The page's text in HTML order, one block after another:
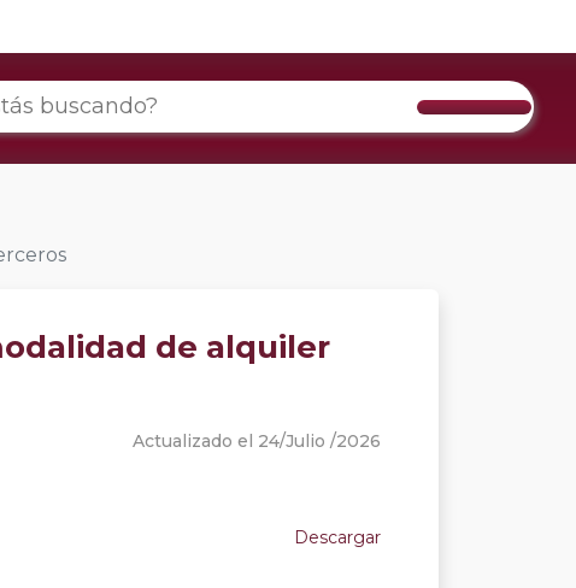
de alquiler
Actualizado el 24/Julio /2026
Descargar